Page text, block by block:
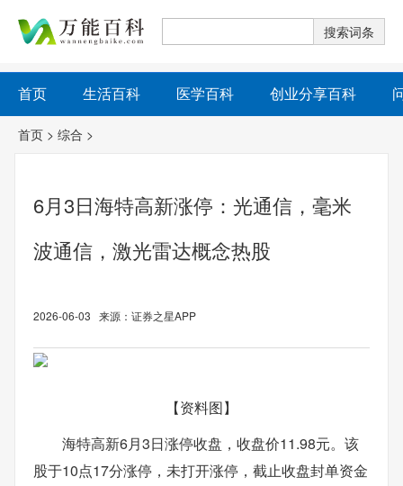
首页 生活百科 医学百科 创业分享百科
首页 > 综合 >
6月3日海特高新涨停：光通信，毫米
波通信，激光雷达概念热股
2026-06-03 来源：证券之星APP
【资料图】
海特高新6月3日涨停收盘，收盘价11.98元。该
股于10点17分涨停，未打开涨停，截止收盘封单资金